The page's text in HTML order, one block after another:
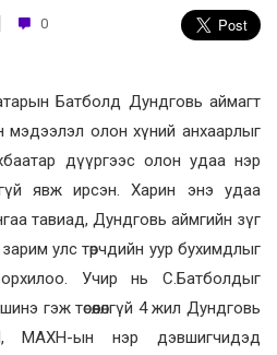
0
Батболд Дундговь аймагт
олон хүний анхаарлыг
дүүргээс олон удаа нэр
явж ирсэн. Харин энэ удаа
тавиад, Дундговь аймгийн зүг
улс төрчдийн уур бухимдлыг
Учир нь С.Батболдыг
гэж төсөөлөлгүй 4 жил Дундговь
МАХН-ын нэр дэвшигчидэд